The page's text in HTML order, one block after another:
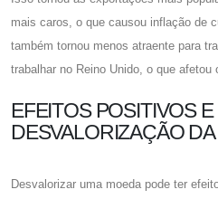
mais caros, o que causou inflação de
também tornou menos atraente para
trabalhar no Reino Unido, o que afetou
EFEITOS POSITIVOS
DESVALORIZAÇÃO
Desvalorizar uma moeda pode ter